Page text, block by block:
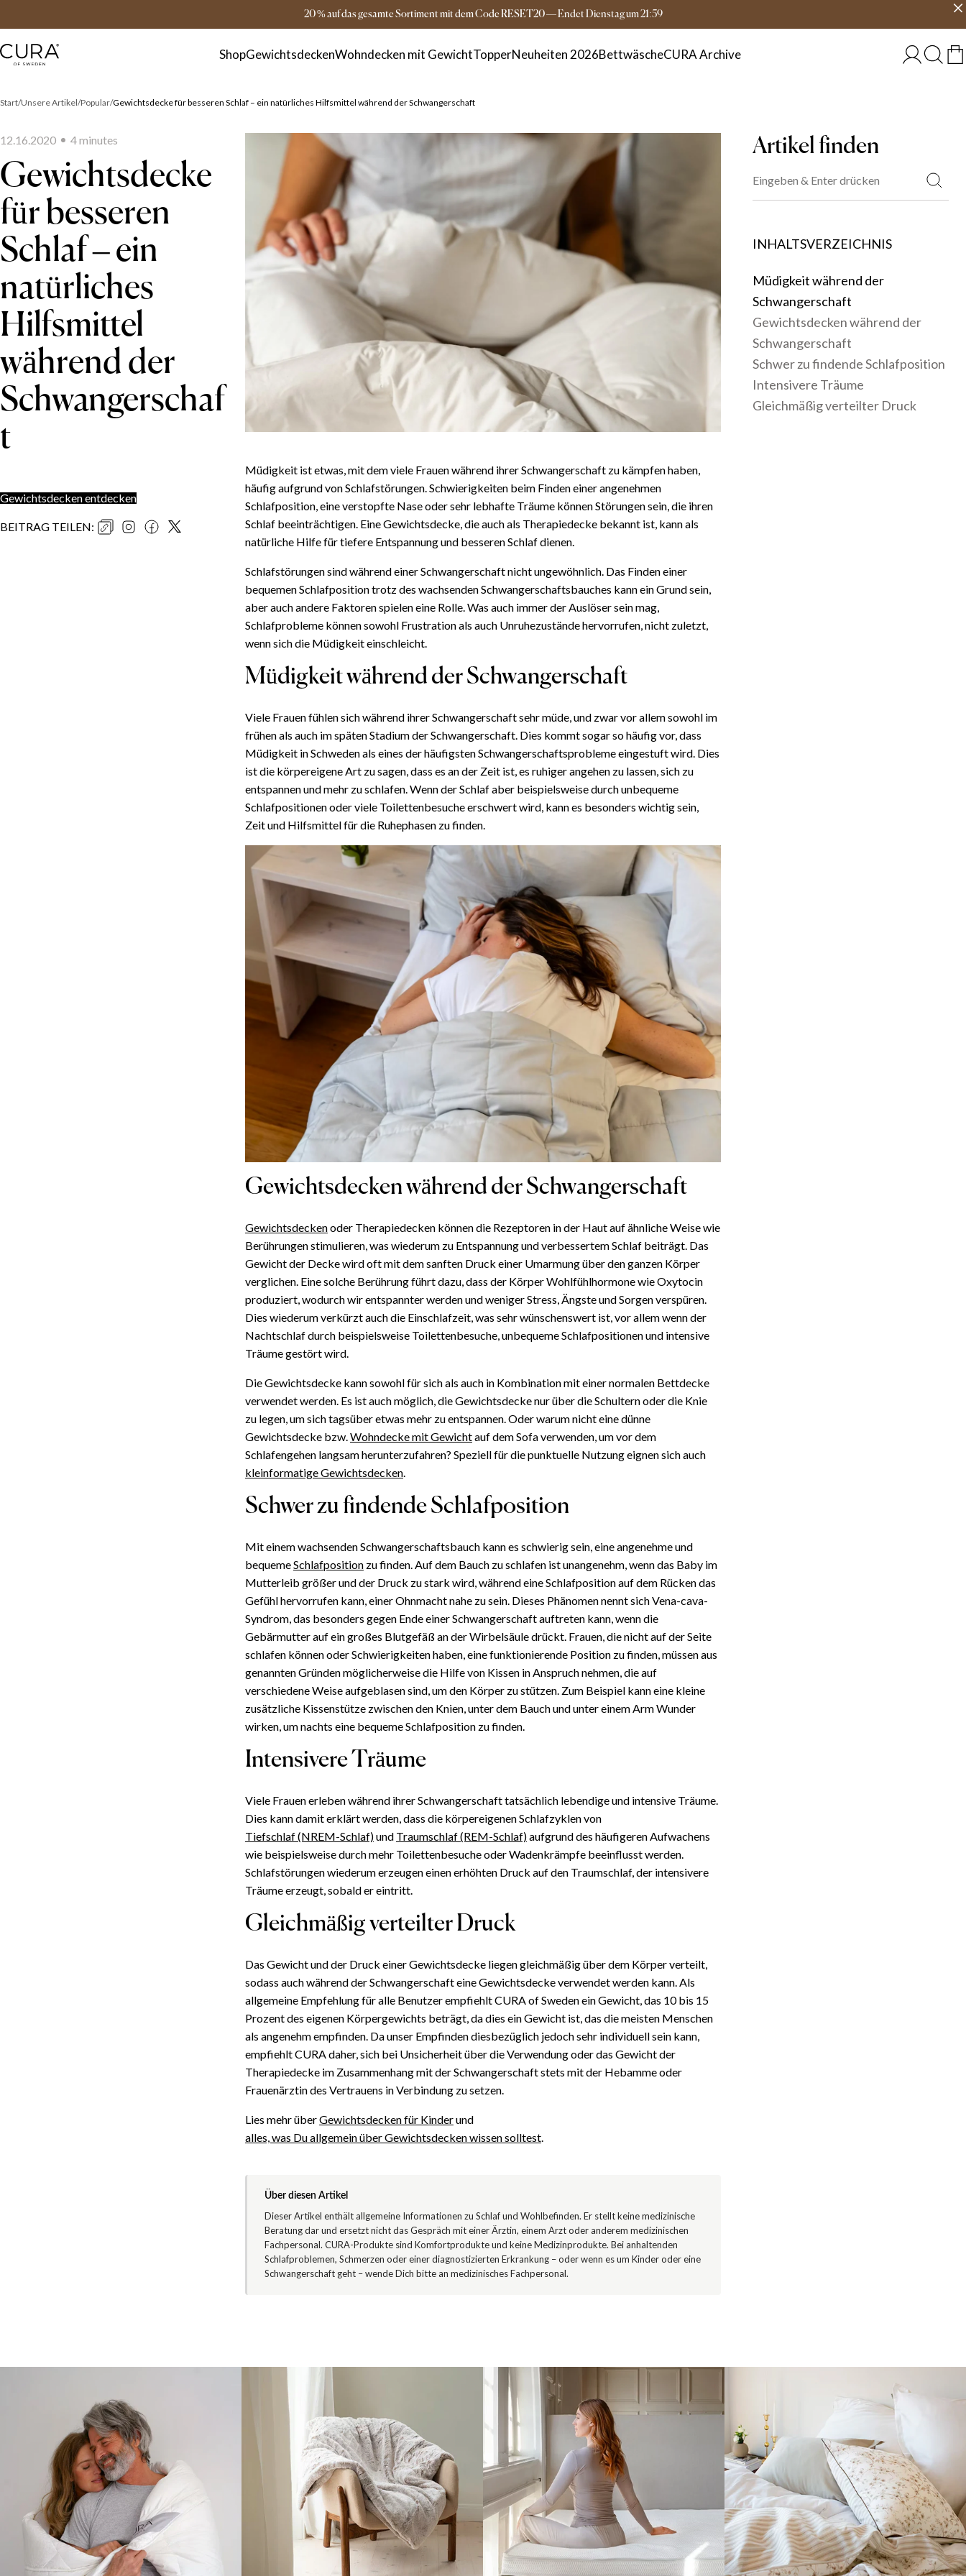
20 % auf das gesamte Sortiment mit dem Code RESET20— Endet Dienstagum21:59
Versandkostenfrei ab 149€ 3-5 Tage Lieferzeit ÖSTERREICH
ShopGewichtsdeckenWohndecken mit GewichtTopperNeuheiten 2026BettwäscheCURA Archive
Start Unsere Artikel Popular Gewichtsdecke für besseren Schlaf – ein natürliches Hilfsmittel während der Schwangerschaft
Gewichtsdecke
für besseren
Schlaf – ein
natürliches
Hilfsmittel
während der
Schwangerschaf
t
Gewichtsdecken entdecken
12.16.2020 4minutes
BEITRAG TEILEN:
Müdigkeit ist etwas, mit dem viele Frauen während ihrer Schwangerschaft zu kämpfen haben,
häufig aufgrund von Schlafstörungen. Schwierigkeiten beim Finden einer angenehmen
Schlafposition, eine verstopfte Nase oder sehr lebhafte Träume können Störungen sein, die ihren
Schlaf beeinträchtigen. Eine Gewichtsdecke, die auch als Therapiedecke bekannt ist, kann als
natürliche Hilfe für tiefere Entspannung und besseren Schlaf dienen.
Schlafstörungen sind während einer Schwangerschaft nicht ungewöhnlich. Das Finden einer
bequemen Schlafposition trotz des wachsenden Schwangerschaftsbauches kann ein Grund sein,
aber auch andere Faktoren spielen eine Rolle. Was auch immer der Auslöser sein mag,
Schlafprobleme können sowohl Frustration als auch Unruhezustände hervorrufen, nicht zuletzt,
wenn sich die Müdigkeit einschleicht.
Müdigkeit während der Schwangerschaft
Viele Frauen fühlen sich während ihrer Schwangerschaft sehr müde, und zwar vor allem sowohl im
frühen als auch im späten Stadium der Schwangerschaft. Dies kommt sogar so häufig vor, dass
Müdigkeit in Schweden als eines der häufigsten Schwangerschaftsprobleme eingestuft wird. Dies
ist die körpereigene Art zu sagen, dass es an der Zeit ist, es ruhiger angehen zu lassen, sich zu
entspannen und mehr zu schlafen. Wenn der Schlaf aber beispielsweise durch unbequeme
Schlafpositionen oder viele Toilettenbesuche erschwert wird, kann es besonders wichtig sein,
Zeit und Hilfsmittel für die Ruhephasen zu finden.
Gewichtsdecken während der Schwangerschaft
Gewichtsdeckenoder Therapiedecken können die Rezeptoren in der Haut auf ähnliche Weise wie
Berührungen stimulieren, was wiederum zu Entspannung und verbessertem Schlaf beiträgt. Das
Gewicht der Decke wird oft mit dem sanften Druck einer Umarmung über den ganzen Körper
verglichen. Eine solche Berührung führt dazu, dass der Körper Wohlfühlhormone wie Oxytocin
produziert, wodurch wir entspannter werden und weniger Stress, Ängste und Sorgen verspüren.
Dies wiederum verkürzt auch die Einschlafzeit, was sehr wünschenswert ist, vor allem wenn der
Nachtschlaf durch beispielsweise Toilettenbesuche, unbequeme Schlafpositionen und intensive
Träume gestört wird.
Die Gewichtsdecke kann sowohl für sich als auch in Kombination mit einer normalen Bettdecke
verwendet werden. Es ist auch möglich, die Gewichtsdecke nur über die Schultern oder die Knie
zu legen, um sich tagsüber etwas mehr zu entspannen. Oder warum nicht eine dünne
Gewichtsdecke bzw.Wohndecke mit Gewichtauf dem Sofa verwenden, um vor dem
Schlafengehen langsam herunterzufahren? Speziell für die punktuelle Nutzung eignen sich auch
kleinformatige Gewichtsdecken.
Schwer zu findende Schlafposition
Mit einem wachsenden Schwangerschaftsbauch kann es schwierig sein, eine angenehme und
bequemeSchlafpositionzu finden. Auf dem Bauch zu schlafen ist unangenehm, wenn das Baby im
Mutterleib größer und der Druck zu stark wird, während eine Schlafposition auf dem Rücken das
Gefühl hervorrufen kann, einer Ohnmacht nahe zu sein. Dieses Phänomen nennt sich Vena-cava-
Syndrom, das besonders gegen Ende einer Schwangerschaft auftreten kann, wenn die
Gebärmutter auf ein großes Blutgefäß an der Wirbelsäule drückt. Frauen, die nicht auf der Seite
schlafen können oder Schwierigkeiten haben, eine funktionierende Position zu finden, müssen aus
genannten Gründen möglicherweise die Hilfe von Kissen in Anspruch nehmen, die auf
verschiedene Weise aufgeblasen sind, um den Körper zu stützen. Zum Beispiel kann eine kleine
zusätzliche Kissenstütze zwischen den Knien, unter dem Bauch und unter einem Arm Wunder
wirken, um nachts eine bequeme Schlafposition zu finden.
Intensivere Träume
Viele Frauen erleben während ihrer Schwangerschaft tatsächlich lebendige und intensive Träume.
Dies kann damit erklärt werden, dass die körpereigenen Schlafzyklen von
Tiefschlaf (NREM-Schlaf)und Traumschlaf (REM-Schlaf)aufgrund des häufigeren Aufwachens
wie beispielsweise durch mehr Toilettenbesuche oder Wadenkrämpfe beeinflusst werden.
Schlafstörungen wiederum erzeugen einen erhöhten Druck auf den Traumschlaf, der intensivere
Träume erzeugt, sobald er eintritt.
Gleichmäßig verteilter Druck
Das Gewicht und der Druck einer Gewichtsdecke liegen gleichmäßig über dem Körper verteilt,
sodass auch während der Schwangerschaft eine Gewichtsdecke verwendet werden kann. Als
allgemeine Empfehlung für alle Benutzer empfiehlt CURA of Sweden ein Gewicht, das 10 bis 15
Prozent des eigenen Körpergewichts beträgt, da dies ein Gewicht ist, das die meisten Menschen
als angenehm empfinden. Da unser Empfinden diesbezüglich jedoch sehr individuell sein kann,
empfiehlt CURA daher, sich bei Unsicherheit über die Verwendung oder das Gewicht der
Therapiedecke im Zusammenhang mit der Schwangerschaft stets mit der Hebamme oder
Frauenärztin des Vertrauens in Verbindung zu setzen.
Lies mehr überGewichtsdecken für Kinderund
alles, was Du allgemein über Gewichtsdecken wissen solltest.
Über diesen Artikel
Dieser Artikel enthält allgemeine Informationen zu Schlaf und Wohlbefinden. Er stellt keine medizinische
Beratung dar und ersetzt nicht das Gespräch mit einer Ärztin, einem Arzt oder anderem medizinischen
Fachpersonal. CURA-Produkte sind Komfortprodukte und keine Medizinprodukte. Bei anhaltenden
Schlafproblemen, Schmerzen oder einer diagnostizierten Erkrankung – oder wenn es um Kinder oder eine
Schwangerschaft geht – wende Dich bitte an medizinisches Fachpersonal.
Artikel finden
INHALTSVERZEICHNIS
Müdigkeit während der
Schwangerschaft
Gewichtsdecken während der
Schwangerschaft
Schwer zu findende Schlafposition
Intensivere Träume
Gleichmäßig verteilter Druck